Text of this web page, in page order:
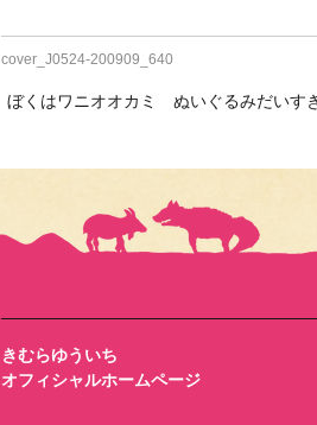
cover_J0524-200909_640
ぼくはワニオオカミ ぬいぐるみだいす
きむらゆういち
オフィシャルホームページ